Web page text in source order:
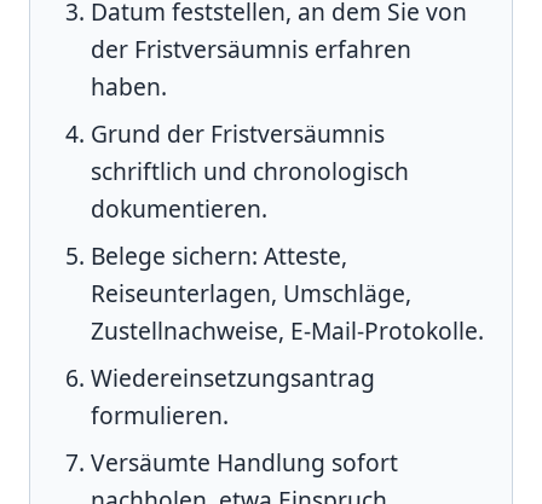
Datum feststellen, an dem Sie von
der Fristversäumnis erfahren
haben.
Grund der Fristversäumnis
schriftlich und chronologisch
dokumentieren.
Belege sichern: Atteste,
Reiseunterlagen, Umschläge,
Zustellnachweise, E-Mail-Protokolle.
Wiedereinsetzungsantrag
formulieren.
Versäumte Handlung sofort